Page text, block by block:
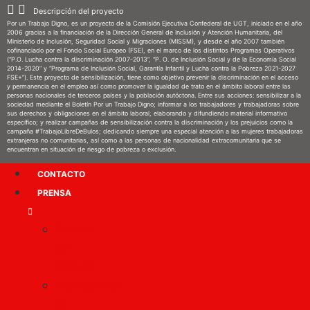
Descripción del proyecto
Por un Trabajo Digno, es un proyecto de la Comisión Ejecutiva Confederal de UGT, iniciado en el año
2006 gracias a la financiación de la Dirección General de Inclusión y Atención Humanitaria, del
Ministerio de Inclusión, Seguridad Social y Migraciones (MISSM), y desde el año 2007 también
cofinanciado por el Fondo Social Europeo (FSE), en el marco de los distintos Programas Operativos
(“P.O. Lucha contra la discriminación 2007-2013”, “P. O. de Inclusión Social y de la Economía Social
2014-2020” y “Programa de Inclusión Social, Garantía Infantil y Lucha contra la Pobreza 2021-2027
FSE+”). Este proyecto de sensibilización, tiene como objetivo prevenir la discriminación en el acceso
y permanencia en el empleo así como promover la igualdad de trato en el ámbito laboral entre las
personas nacionales de terceros países y la población autóctona. Entre sus acciones: sensibilizar a la
sociedad mediante el Boletín Por un Trabajo Digno; informar a los trabajadores y trabajadoras sobre
sus derechos y obligaciones en el ámbito laboral, elaborando y difundiendo material informativo
específico; y realizar campañas de sensibilización contra la discriminación y los prejuicios como la
campaña #TrabajoLibreDeBulos; dedicando siempre una especial atención a las mujeres trabajadoras
extranjeras no comunitarias, así como a las personas de nacionalidad extracomunitaria que se
encuentran en situación de riesgo de pobreza o exclusión.
CONTACTO
PRENSA